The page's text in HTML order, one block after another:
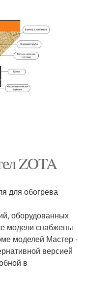
ZOTA
для обогрева
оборудованных
модели снабжены
моделей Мастер -
версией
в